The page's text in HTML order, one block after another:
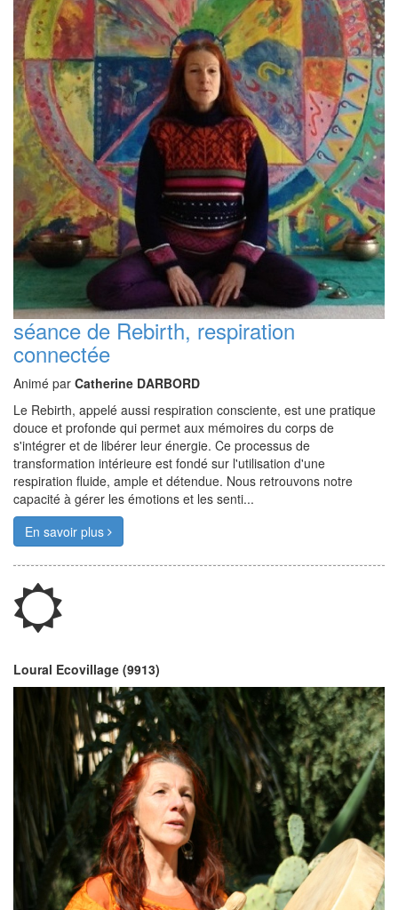
séance de Rebirth, respiration
connectée
Animé par Catherine DARBORD
Le Rebirth, appelé aussi respiration consciente, est une pratique
douce et profonde qui permet aux mémoires du corps de
s'intégrer et de libérer leur énergie. Ce processus de
transformation intérieure est fondé sur l'utilisation d'une
respiration fluide, ample et détendue. Nous retrouvons notre
capacité à gérer les émotions et les senti...
En savoir plus
Loural Ecovillage (9913)